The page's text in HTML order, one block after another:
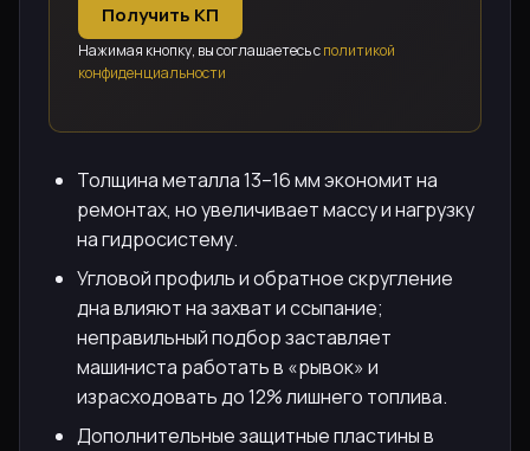
Получить КП
Нажимая кнопку, вы соглашаетесь сполитикой
конфиденциальности
Толщина металла 13–16 мм экономит на
ремонтах, но увеличивает массу и нагрузку
на гидросистему.
Угловой профиль и обратное скругление
дна влияют на захват и ссыпание;
неправильный подбор заставляет
машиниста работать в «рывок» и
израсходовать до 12% лишнего топлива.
Дополнительные защитные пластины в